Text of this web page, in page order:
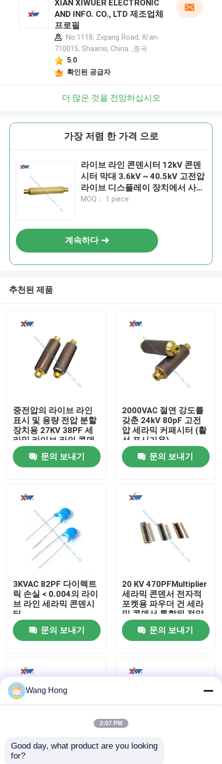
VR 쇼
우리에 대하여
공장 여행
품질 관리
인용문을 요구하세요
고전압 세라믹 콘덴서
고전압 문고리형 콘덴서
XIAN XIWUER ELECTRONIC
AND INFO. CO., LTD 제조업체
프로필
No.1118, Ziqiang Road, Xi'an-
710015, Shaanxi, China. ,중국
5.0
확인된 공급자
더 많은 것을 전망하십시오
가장 저렴 한 가격 으로
라이브 라인 콘덴시터 12kV 콘덴
시터 막대 3.6kV ~ 40.5kV 고전압
라이브 디스플레이 장치에서 사용
됩니다.
MOQ： 1 piece
계속하다
추천된 제품
중전압의 라이브 라인
표시 및 용량 전압 분할
장치용 27KV 38PF 세
라믹 라이브 라인 콘덴
시터
문의 보내기
2000VAC 절연 강도를
갖춘 24kV 80pF 고전
압 세라믹 커패시터 (활
선 표시기용)
문의 보내기
3KVAC 82PF 다이렉트
릭 손실 < 0.004의 라이
브 라인 세라믹 콘덴시
터
문의 보내기
20 KV 470PFMultiplier
세라믹 콘덴서 전자적
포켓용 파우더 건 세라
믹 콘덴서 통합된 전압
더블러
문의 보내기
스위치 기어를 위한 15
Wang Hong
2:07 PM
Good day, what product are you looking
for?